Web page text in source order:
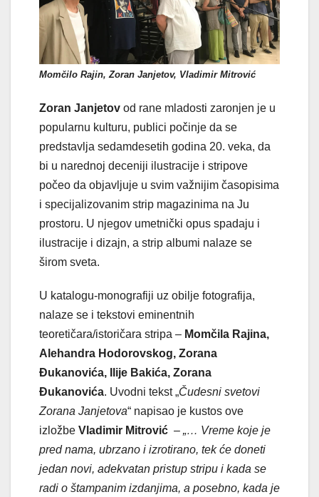
Momčilo Rajin, Zoran Janjetov, Vladimir Mitrović
Zoran Janjetov od rane mladosti zaronjen je u
popularnu kulturu, publici počinje da se
predstavlja sedamdesetih godina 20. veka, da
bi u narednoj deceniji ilustracije i stripove
počeo da objavljuje u svim važnijim časopisima
i specijalizovanim strip magazinima na Ju
prostoru. U njegov umetnički opus spadaju i
ilustracije i dizajn, a strip albumi nalaze se
širom sveta.
U katalogu-monografiji uz obilje fotografija,
nalaze se i tekstovi eminentnih
teoretičara/istoričara stripa – Momčila Rajina,
Alehandra Hodorovskog, Zorana
Đukanovića, Ilije Bakića, Zorana
Đukanovića. Uvodni tekst „Čudesni svetovi
Zorana Janjetova“ napisao je kustos ove
izložbe Vladimir Mitrović – „… Vreme koje je
pred nama, ubrzano i izrotirano, tek će doneti
jedan novi, adekvatan pristup stripu i kada se
radi o štampanim izdanjima, a posebno, kada je